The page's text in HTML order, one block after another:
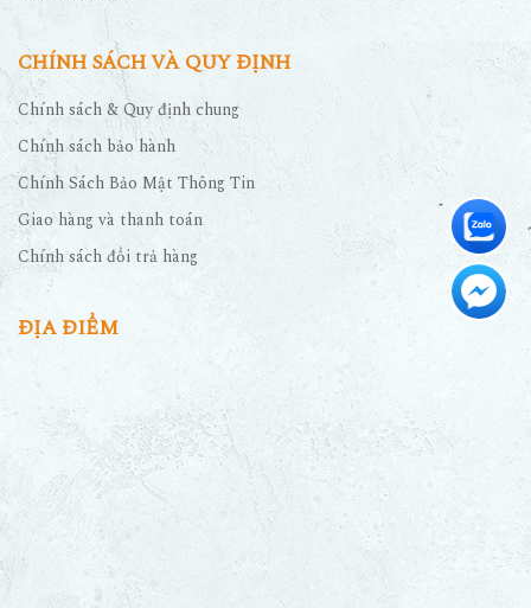
CHÍNH SÁCH VÀ QUY ĐỊNH
Chính sách & Quy định chung
Chính sách bảo hành
Chính Sách Bảo Mật Thông Tin
Giao hàng và thanh toán
Chính sách đổi trả hàng
ĐỊA ĐIỂM